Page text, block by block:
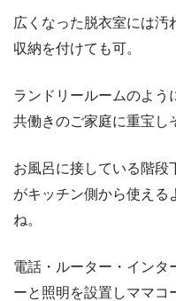
広くなった脱衣室には汚
収納を付けても可。
ランドリールームのよう
共働きのご家庭に重宝し
お風呂に接している階段
がキッチン側から使える
ね。
電話・ルーター・インタ
ーと照明を設置しママコ